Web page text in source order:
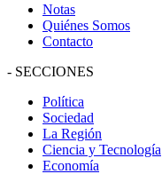
Notas
Quiénes Somos
Contacto
- SECCIONES
Política
Sociedad
La Región
Ciencia y Tecnología
Economía